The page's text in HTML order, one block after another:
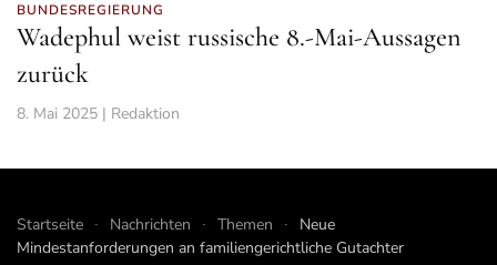
BUNDESREGIERUNG
Wadephul weist russische 8.-Mai-Aussagen
zurück
8. Mai 2025 | Redaktion
Startseite Nachrichten Themen
Neue
Mindestanforderungen an familiengerichtliche Gutachter